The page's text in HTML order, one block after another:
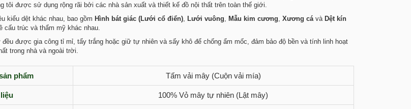
tôi được sử dụng rộng rãi bởi các nhà sản xuất và thiết kế đồ nội thất trên toàn thế giới.
kiểu dệt khác nhau, bao gồm Hình bát giác (Lưới cổ điển), Lưới vuông, Mẫu kim cương, Xương cávà Dệt kín
cấu trúc và thẩm mỹ khác nhau.
được gia công tỉ mỉ, tẩy trắng hoặc giữ tự nhiên và sấy khô để chống ẩm mốc, đảm bảo độ bền và tính linh hoạt
trong nhà và ngoài trời.
phẩm Tấm vải mây (Cuộn vải mía)
100% Vỏ mây tự nhiên (Lật mây)